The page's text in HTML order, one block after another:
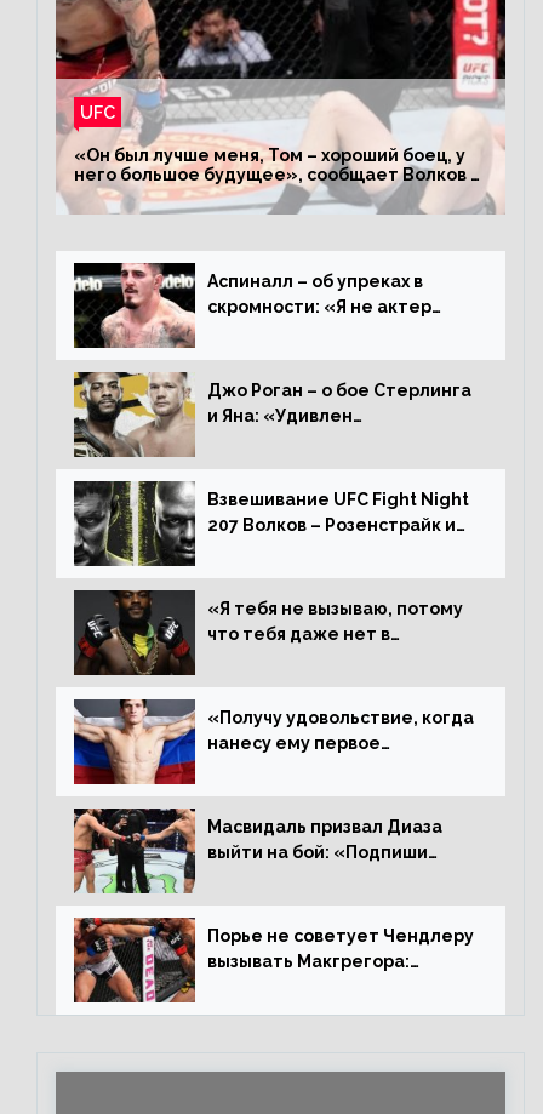
UFC
«Он был лучше меня, Том – хороший боец, у
него большое будущее», сообщает Волков –
о поражении Аспиналлу
Аспиналл – об упреках в
скромности: «Я не актер
дерьмо»
Джо Роган – о бое Стерлинга
и Яна: «Удивлен
Алджамейн определенно
выиграл»
Взвешивание UFC Fight Night
207 Волков – Розенстрайк и
«Я тебя не вызываю, потому
что тебя даже нет в
пауза», сообщает Стерлинг
ответил Сехудо
«Получу удовольствие, когда
нанесу ему первое
Иге – про бой с Евлоевым
Масвидаль призвал Диаза
выйти на бой: «Подпиши
повторим»
Порье не советует Чендлеру
вызывать Макгрегора:
каждом бою, а Конор умеет